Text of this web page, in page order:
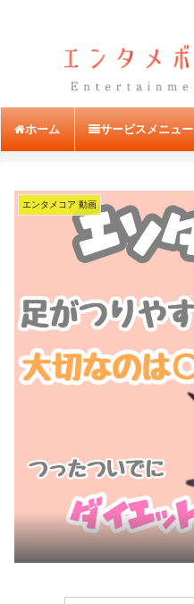
ホーム サービスメニュー
エンタメコア 動画